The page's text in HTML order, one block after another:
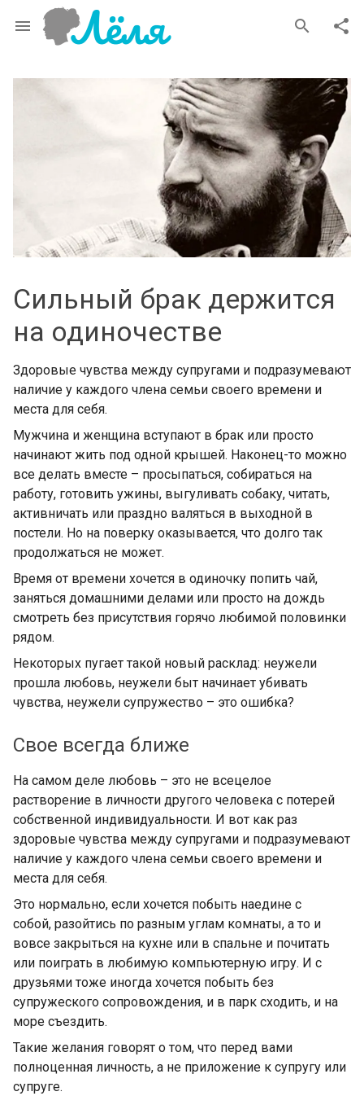
menu share
search
Сильный брак держится
на одиночестве
Здоровые чувства между супругами и подразумевают
наличие у каждого члена семьи своего времени и
места для себя.
Мужчина и женщина вступают в брак или просто
начинают жить под одной крышей. Наконец-то можно
все делать вместе – просыпаться, собираться на
работу, готовить ужины, выгуливать собаку, читать,
активничать или праздно валяться в выходной в
постели. Но на поверку оказывается, что долго так
продолжаться не может.
Время от времени хочется в одиночку попить чай,
заняться домашними делами или просто на дождь
смотреть без присутствия горячо любимой половинки
рядом.
Некоторых пугает такой новый расклад: неужели
прошла любовь, неужели быт начинает убивать
чувства, неужели супружество – это ошибка?
Свое всегда ближе
На самом деле любовь – это не всецелое
растворение в личности другого человека с потерей
собственной индивидуальности. И вот как раз
здоровые чувства между супругами и подразумевают
наличие у каждого члена семьи своего времени и
места для себя.
Это нормально, если хочется побыть наедине с
собой, разойтись по разным углам комнаты, а то и
вовсе закрыться на кухне или в спальне и почитать
или поиграть в любимую компьютерную игру. И с
друзьями тоже иногда хочется побыть без
супружеского сопровождения, и в парк сходить, и на
море съездить.
Такие желания говорят о том, что перед вами
полноценная личность, а не приложение к супругу или
супруге.